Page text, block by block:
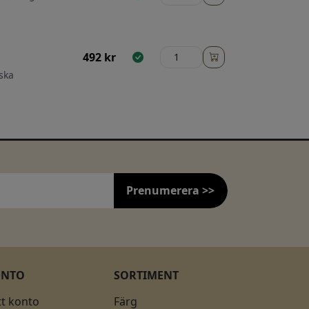
492 kr
Prenumerera >>
konto
SORTIMENT
Färg